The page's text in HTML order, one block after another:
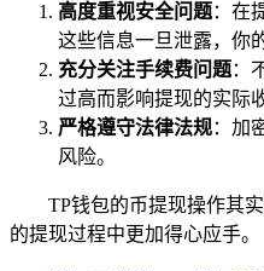
高度重视安全问题：在
这些信息一旦泄露，你
充分关注手续费问题：
过高而影响提现的实际
严格遵守法律法规：加
风险。
TP钱包的币提现操作其
的提现过程中更加得心应手。